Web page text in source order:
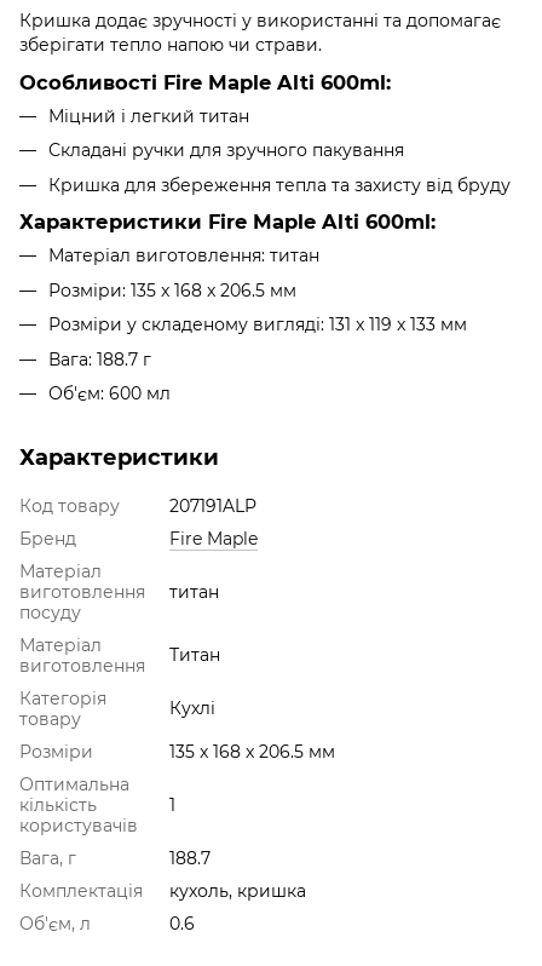
Кришка додає зручності у використанні та допомагає
зберігати тепло напою чи страви.
Особливості Fire Maple Alti 600ml:
Міцний і легкий титан
Складані ручки для зручного пакування
Кришка для збереження тепла та захисту від бруду
Характеристики Fire Maple Alti 600ml:
Матеріал виготовлення: титан
Розміри: 135 x 168 x 206.5 мм
Розміри у складеному вигляді: 131 x 119 x 133 мм
Вага: 188.7 г
Об'єм: 600 мл
Характеристики
Код товару
207191ALP
Бренд
Fire Maple
Матеріал
виготовлення
посуду
титан
Матеріал
виготовлення
Титан
Категорія
товару
Кухлі
Розміри
135 x 168 x 206.5 мм
Оптимальна
кількість
користувачів
1
Вага, г
188.7
Комплектація
кухоль, кришка
Об'єм, л
0.6